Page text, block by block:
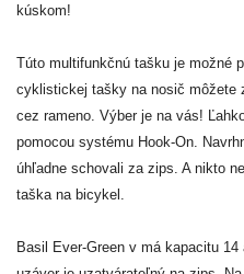
kúskom!
Túto multifunkčnú tašku je možné
cyklistickej tašky na nosič môžete
cez rameno. Výber je na vás!
pomocou systému Hook-On.
úhľadne schovali za zips. A nikto
taška na bicykel.
Basil Ever-Green v má kapacitu